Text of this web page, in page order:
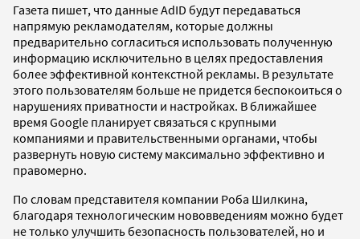
Газета пишет, что данные AdID будут передаваться
напрямую рекламодателям, которые должны
предварительно согласиться использовать полученную
информацию исключительно в целях предоставления
более эффективной контекстной рекламы. В результате
этого пользователям больше не придется беспокоиться о
нарушениях приватности и настройках. В ближайшее
время Google планирует связаться с крупными
компаниями и правительственными органами, чтобы
развернуть новую систему максимально эффективно и
правомерно.
По словам представителя компании Роба Шилкина,
благодаря технологическим нововведениям можно будет
не только улучшить безопасность пользователей, но и